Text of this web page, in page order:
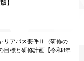
】
リアパス要件Ⅱ（研修の
目標と研修計画【令和8年